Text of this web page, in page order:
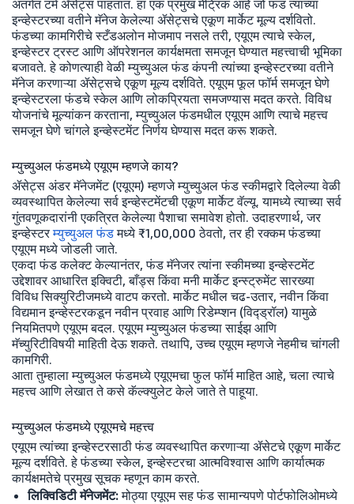
अंतर्गत टर्म ॲसेट्स पाहतात. हा एक प्रमुख मेट्रिक आहे जो फंड त्याच्या
इन्व्हेस्टरच्या वतीने मॅनेज केलेल्या ॲसेट्सचे एकूण मार्केट मूल्य दर्शवितो.
फंडच्या कामगिरीचे स्टँडअलोन मोजमाप नसले तरी, एयूएम त्याचे स्केल,
इन्व्हेस्टर ट्रस्ट आणि ऑपरेशनल कार्यक्षमता समजून घेण्यात महत्त्वाची भूमिका
बजावते. हे कोणत्याही वेळी म्युच्युअल फंड कंपनी त्यांच्या इन्व्हेस्टरच्या वतीने
मॅनेज करणाऱ्या ॲसेट्सचे एकूण मूल्य दर्शविते. एयूएम फूल फॉर्म समजून घेणे
इन्व्हेस्टरला फंडचे स्केल आणि लोकप्रियता समजण्यास मदत करते. विविध
योजनांचे मूल्यांकन करताना, म्युच्युअल फंडमधील एयूएम आणि त्याचे महत्त्व
समजून घेणे चांगले इन्व्हेस्टमेंट निर्णय घेण्यास मदत करू शकते.
म्युच्युअल फंडमध्ये एयूएम म्हणजे काय?
ॲसेट्स अंडर मॅनेजमेंट (एयूएम) म्हणजे म्युच्युअल फंड स्कीमद्वारे दिलेल्या वेळी
व्यवस्थापित केलेल्या सर्व इन्व्हेस्टमेंटची एकूण मार्केट वॅल्यू. यामध्ये त्याच्या सर्व
गुंतवणूकदारांनी एकत्रित केलेल्या पैशाचा समावेश होतो. उदाहरणार्थ, जर
इन्व्हेस्टरम्युच्युअल फंडमध्ये ₹1,00,000 ठेवतो, तर ही रक्कम फंडच्या
एयूएम मध्ये जोडली जाते.
एकदा फंड कलेक्ट केल्यानंतर, फंड मॅनेजर त्यांना स्कीमच्या इन्व्हेस्टमेंट
उद्देशावर आधारित इक्विटी, बाँड्स किंवा मनी मार्केट इन्स्ट्रुमेंट सारख्या
विविध सिक्युरिटीजमध्ये वाटप करतो. मार्केट मधील चढ-उतार, नवीन किंवा
विद्यमान इन्व्हेस्टरकडून नवीन प्रवाह आणि रिडेम्प्शन (विद्ड्रॉल) यामुळे
नियमितपणे एयूएम बदल. एयूएम म्युच्युअल फंडच्या साईझ आणि
मॅच्युरिटीविषयी माहिती देऊ शकते. तथापि, उच्च एयूएम म्हणजे नेहमीच चांगली
कामगिरी.
आता तुम्हाला म्युच्युअल फंडमध्ये एयूएमचा फुल फॉर्म माहित आहे, चला त्याचे
महत्त्व आणि लेखात ते कसे कॅल्क्युलेट केले जाते ते पाहूया.
म्युच्युअल फंडमध्ये एयूएमचे महत्त्व
एयूएम त्यांच्या इन्व्हेस्टरसाठी फंड व्यवस्थापित करणाऱ्या ॲसेटचे एकूण मार्केट
मूल्य दर्शविते. हे फंडच्या स्केल, इन्व्हेस्टरचा आत्मविश्वास आणि कार्यात्मक
कार्यक्षमतेचे प्रमुख सूचक म्हणून काम करते.
लिक्विडिटी मॅनेजमेंट:मोठ्या एयूएम सह फंड सामान्यपणे पोर्टफोलिओमध्ये